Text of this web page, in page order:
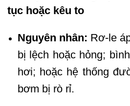
tục hoặc kêu to
Nguyên nhân: Rơ-le
bị lệch hoặc hỏng;
hơi; hoặc hệ thống
bơm bị rò rỉ.